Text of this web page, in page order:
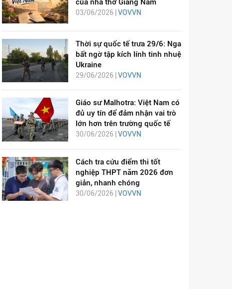
của nhà thơ Giang Nam
03/06/2026 | VOVVN
Thời sự quốc tế trưa 29/6: Nga
bất ngờ tập kích lính tinh nhuệ
Ukraine
29/06/2026 | VOVVN
Giáo sư Malhotra: Việt Nam có
đủ uy tín để đảm nhận vai trò
lớn hơn trên trường quốc tế
30/06/2026 |VOVVN
Cách tra cứu điểm thi tốt
nghiệp THPT năm 2026 đơn
giản, nhanh chóng
30/06/2026 | VOVVN